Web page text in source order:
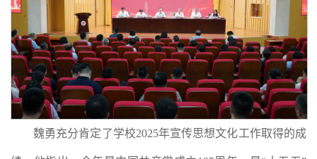
魏勇充分肯定了学校2025年宣传思想文化工作取得的成